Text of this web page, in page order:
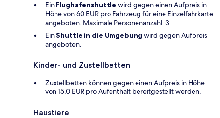
Ein Flughafenshuttle wird gegen einen Aufpreis in
Höhe von 60 EUR pro Fahrzeug für eine Einzelfahrkarte
angeboten. Maximale Personenanzahl: 3
EinShuttle in die Umgebung wird gegen Aufpreis
angeboten.
Kinder- und Zustellbetten
Zustellbetten können gegen einen Aufpreis in Höhe
von 15.0 EUR pro Aufenthalt bereitgestellt werden.
Haustiere